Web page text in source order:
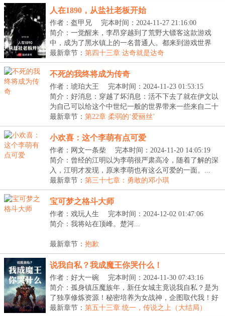
人在1890，从盐社老板开始
作者：盔甲兄
完本时间：2024-11-27 21:16:00
简介：一觉醒来，李昂穿越到了荒野大镖客这款游戏
中，成为了黑水镇上的一名普通人。都来到游戏世界
了，自...
最新章节： 第四十三章 达奇就是达奇
不死的我终将成为传奇
作者：琥珀大王
完本时间：2024-11-23 01:53:15
简介：好消息：穿越了坏消息：活不下去了就在伊文以
为自己可以给这个中世纪一般的世界带来一些来自二十
一...
最新章节： 第22章 柔弱的‘爱丽丝’
小欢喜：这个李萌有点可爱
作者：网文一条柴
完本时间：2024-11-20 14:05:19
简介：曾经的江明以为李萌很严肃高冷，随着了解的深
入，江明才发现，原来李萌也有这么可爱的一面。...
最新章节： 第三十七章：勇敢的邓小琪
宝可梦之格斗大师
作者：戏玩人生
完本时间：2024-12-02 01:47:06
简介：我将站在顶峰。楚河...
最新章节： 抱歉
说我自私？我成魔王你哭什么！
作者：好大一碗
完本时间：2024-11-30 07:43:16
简介：孤身镇压魔族年，新任女城主竟说我自私？是为
了独享修炼资源！秘密培养为女战神，企图取代我！好
好...
最新章节： 第五十三章 统一，传说之上（大结局）